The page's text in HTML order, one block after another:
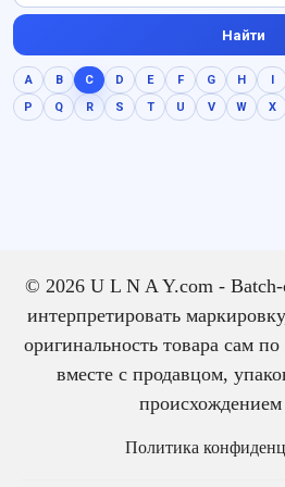
Найти
A B C D E F G H I
P
Q R S T U V W X
© 2026 U L N A Y.com - Batch-
интерпретировать
оригинальность товара сам
вместе с продавцом,
происхождением
Политика